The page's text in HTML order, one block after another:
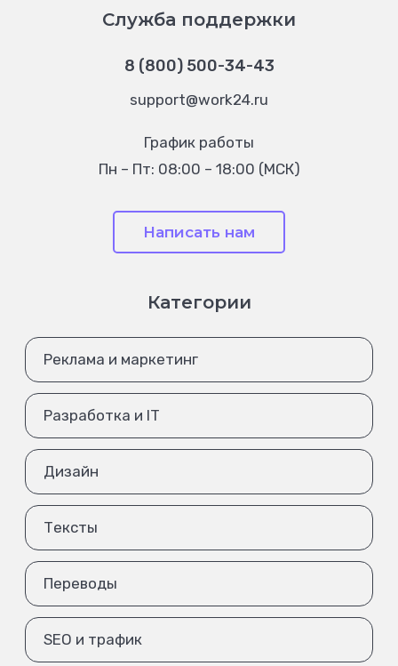
Служба поддержки
8 (800) 500-34-43
support@work24.ru
График работы
Пн – Пт: 08:00 – 18:00 (МСК)
Написать нам
Категории
Реклама и маркетинг
Разработка и IT
Дизайн
Тексты
Переводы
SEO и трафик